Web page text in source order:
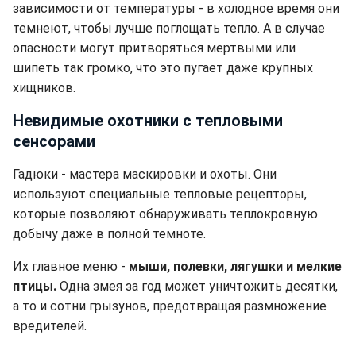
зависимости от температуры - в холодное время они
темнеют, чтобы лучше поглощать тепло. А в случае
опасности могут притворяться мертвыми или
шипеть так громко, что это пугает даже крупных
хищников.
Невидимые охотники с тепловыми
сенсорами
Гадюки - мастера маскировки и охоты. Они
используют специальные тепловые рецепторы,
которые позволяют обнаруживать теплокровную
добычу даже в полной темноте.
Их главное меню - мыши, полевки, лягушки и мелкие
птицы. Одна змея за год может уничтожить десятки,
а то и сотни грызунов, предотвращая размножение
вредителей.